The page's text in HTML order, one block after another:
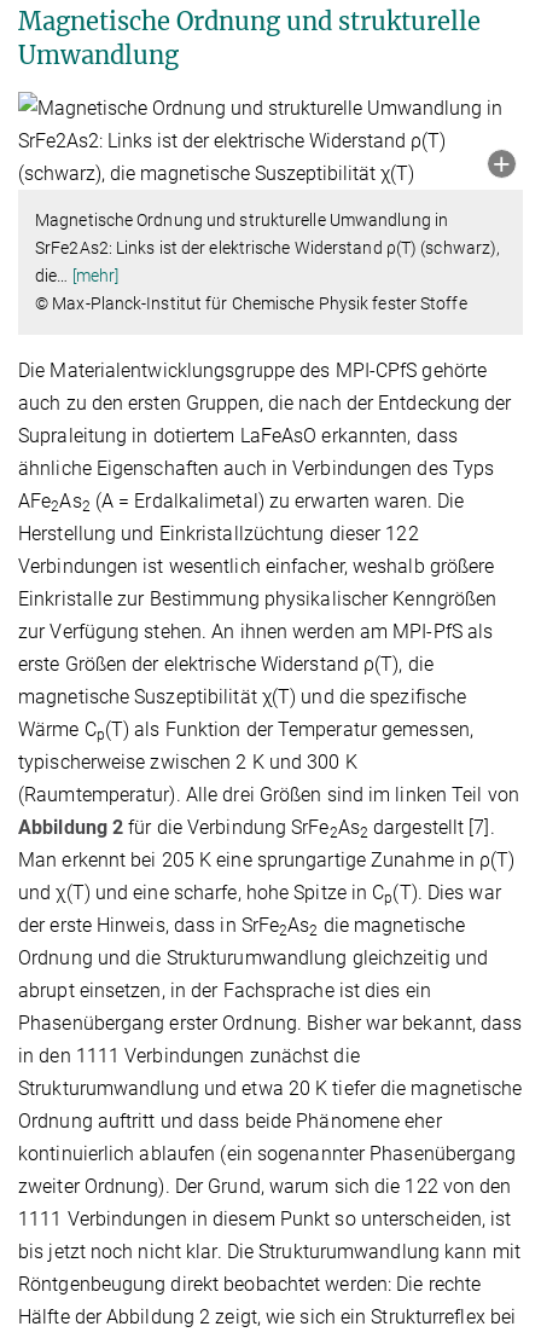
Magnetische Ordnung und strukturelle
Umwandlung
Magnetische Ordnung und strukturelle Umwandlung in
SrFe2As2: Links ist der elektrische Widerstand ρ(T) (schwarz),
die… [mehr]
© Max-Planck-Institut für Chemische Physik fester Stoffe
Die Materialentwicklungsgruppe des MPI-CPfS gehörte
auch zu den ersten Gruppen, die nach der Entdeckung der
Supraleitung in dotiertem LaFeAsO erkannten, dass
ähnliche Eigenschaften auch in Verbindungen des Typs
AFe2As2 (A = Erdalkalimetal) zu erwarten waren. Die
Herstellung und Einkristallzüchtung dieser 122
Verbindungen ist wesentlich einfacher, weshalb größere
Einkristalle zur Bestimmung physikalischer Kenngrößen
zur Verfügung stehen. An ihnen werden am MPI-PfS als
erste Größen der elektrische Widerstand ρ(T), die
magnetische Suszeptibilität χ(T) und die spezifische
Wärme Cp(T) als Funktion der Temperatur gemessen,
typischerweise zwischen 2 K und 300 K
(Raumtemperatur). Alle drei Größen sind im linken Teil von
Abbildung 2 für die Verbindung SrFe2As2 dargestellt [7].
Man erkennt bei 205 K eine sprungartige Zunahme in ρ(T)
und χ(T) und eine scharfe, hohe Spitze in Cp(T). Dies war
der erste Hinweis, dass in SrFe2As2 die magnetische
Ordnung und die Strukturumwandlung gleichzeitig und
abrupt einsetzen, in der Fachsprache ist dies ein
Phasenübergang erster Ordnung. Bisher war bekannt, dass
in den 1111 Verbindungen zunächst die
Strukturumwandlung und etwa 20 K tiefer die magnetische
Ordnung auftritt und dass beide Phänomene eher
kontinuierlich ablaufen (ein sogenannter Phasenübergang
zweiter Ordnung). Der Grund, warum sich die 122 von den
1111 Verbindungen in diesem Punkt so unterscheiden, ist
bis jetzt noch nicht klar. Die Strukturumwandlung kann mit
Röntgenbeugung direkt beobachtet werden: Die rechte
Hälfte der Abbildung 2 zeigt, wie sich ein Strukturreflex bei